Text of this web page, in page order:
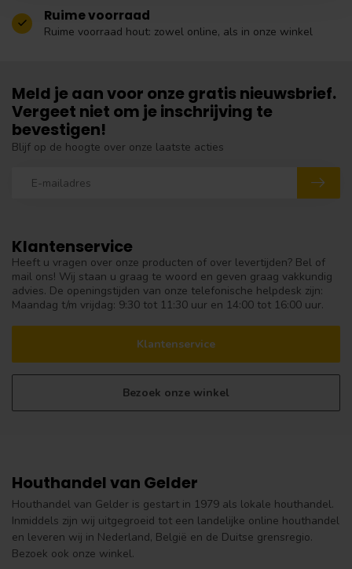
Ruime voorraad
Ruime voorraad hout: zowel online, als in onze winkel
Klantenservice
Heeft u vragen over onze producten of over levertijden? Bel of
mail ons! Wij staan u graag te woord en geven graag vakkundig
advies. De openingstijden van onze telefonische helpdesk zijn:
Maandag t/m vrijdag: 9:30 tot 11:30 uur en 14:00 tot 16:00 uur.
Klantenservice
Bezoek onze winkel
Meld je aan voor onze gratis nieuwsbrief.
Vergeet niet om je inschrijving te
bevestigen!
Blijf op de hoogte over onze laatste acties
Houthandel van Gelder
Houthandel van Gelder is gestart in 1979 als lokale houthandel.
Inmiddels zijn wij uitgegroeid tot een landelijke online houthandel
en leveren wij in Nederland, België en de Duitse grensregio.
Bezoek ook onze winkel.